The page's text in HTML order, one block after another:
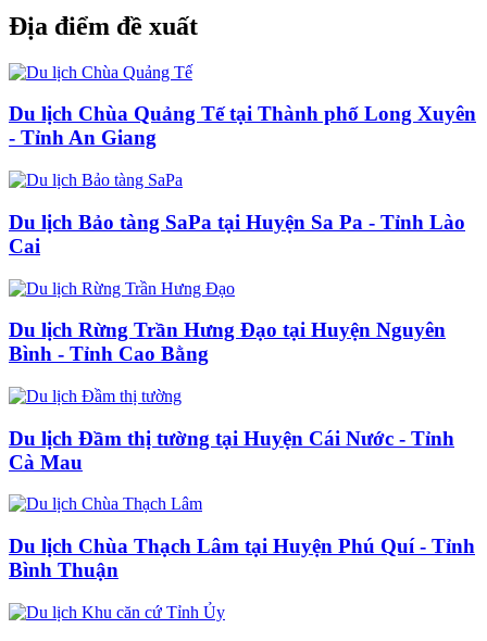
Địa điểm đề xuất
Du lịch Chùa Quảng Tế tại Thành phố Long Xuyên
- Tỉnh An Giang
Du lịch Bảo tàng SaPa tại Huyện Sa Pa - Tỉnh Lào
Cai
Du lịch Rừng Trần Hưng Đạo tại Huyện Nguyên
Bình - Tỉnh Cao Bằng
Du lịch Đầm thị tường tại Huyện Cái Nước - Tỉnh
Cà Mau
Du lịch Chùa Thạch Lâm tại Huyện Phú Quí - Tỉnh
Bình Thuận